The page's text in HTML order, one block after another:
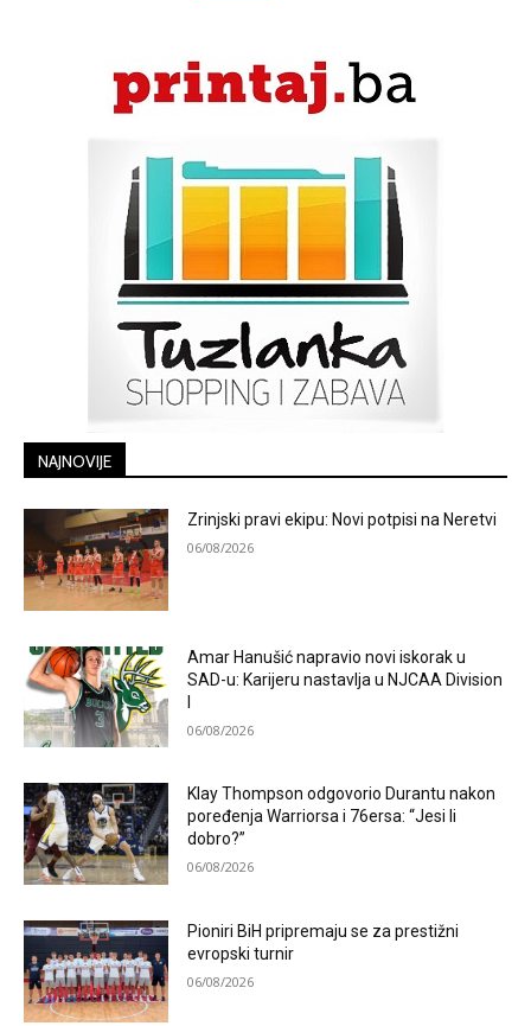
NAJNOVIJE
Zrinjski pravi ekipu: Novi potpisi na Neretvi
06/08/2026
Amar Hanušić napravio novi iskorak u
SAD-u: Karijeru nastavlja u NJCAA Division
I
06/08/2026
Klay Thompson odgovorio Durantu nakon
poređenja Warriorsa i 76ersa: “Jesi li
dobro?”
06/08/2026
Pioniri BiH pripremaju se za prestižni
evropski turnir
06/08/2026